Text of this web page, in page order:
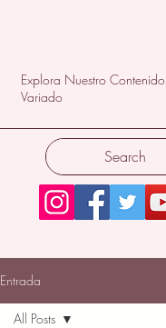
Explora Nuestro Contenido
Variado
Entrada
All Posts